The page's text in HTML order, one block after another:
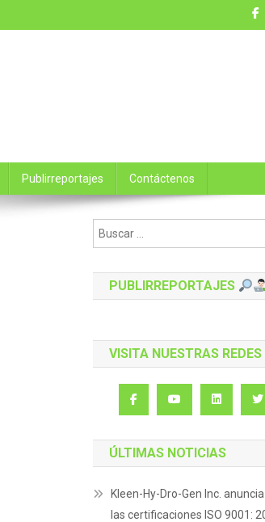
Publirreportajes Contáctenos
PUBLIRREPORTAJES
VISITA NUESTRAS
ÚLTIMAS NOTICIAS
Kleen-Hy-Dro-Gen Inc.
las certificaciones ISO 9001: